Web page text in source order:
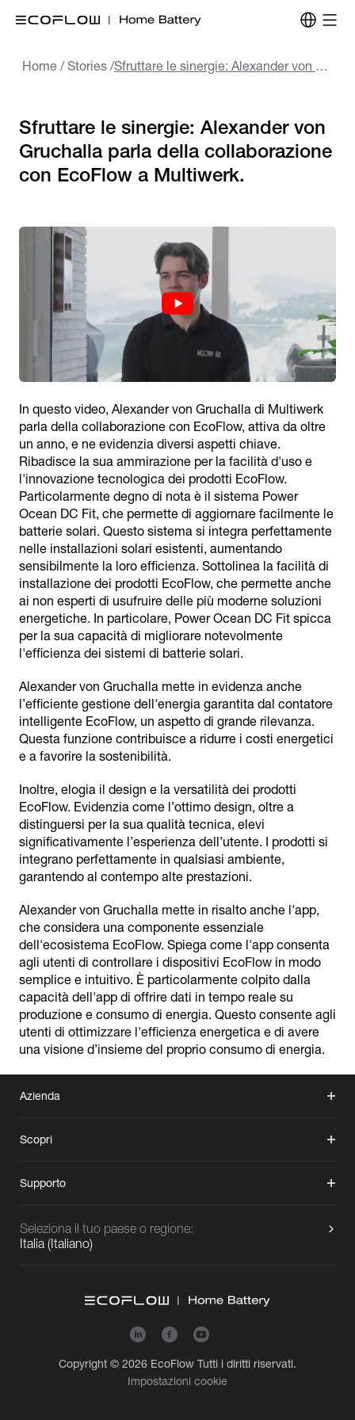
Home / Stories / Sfruttare le sinergie: Alexander von Gruchalla parla della collaborazione con EcoFlow a Multiwerk.
Sfruttare le sinergie: Alexander von
Gruchalla parla della collaborazione
con EcoFlow a Multiwerk.
In questo video, Alexander von Gruchalla di Multiwerk
parla della collaborazione con EcoFlow, attiva da oltre
un anno, e ne evidenzia diversi aspetti chiave.
Ribadisce la sua ammirazione per la facilità d'uso e
l'innovazione tecnologica dei prodotti EcoFlow.
Particolarmente degno di nota è il sistema Power
Ocean DC Fit, che permette di aggiornare facilmente le
batterie solari. Questo sistema si integra perfettamente
nelle installazioni solari esistenti, aumentando
sensibilmente la loro efficienza. Sottolinea la facilità di
installazione dei prodotti EcoFlow, che permette anche
ai non esperti di usufruire delle più moderne soluzioni
energetiche. In particolare, Power Ocean DC Fit spicca
per la sua capacità di migliorare notevolmente
l'efficienza dei sistemi di batterie solari.
Alexander von Gruchalla mette in evidenza anche
l’efficiente gestione dell'energia garantita dal contatore
intelligente EcoFlow, un aspetto di grande rilevanza.
Questa funzione contribuisce a ridurre i costi energetici
e a favorire la sostenibilità.
Inoltre, elogia il design e la versatilità dei prodotti
EcoFlow. Evidenzia come l’ottimo design, oltre a
distinguersi per la sua qualità tecnica, elevi
significativamente l’esperienza dell’utente. I prodotti si
integrano perfettamente in qualsiasi ambiente,
garantendo al contempo alte prestazioni.
Alexander von Gruchalla mette in risalto anche l'app,
che considera una componente essenziale
dell'ecosistema EcoFlow. Spiega come l'app consenta
agli utenti di controllare i dispositivi EcoFlow in modo
semplice e intuitivo. È particolarmente colpito dalla
capacità dell'app di offrire dati in tempo reale su
produzione e consumo di energia. Questo consente agli
utenti di ottimizzare l'efficienza energetica e di avere
una visione d’insieme del proprio consumo di energia.
Azienda
Scopri
Supporto
Seleziona il tuo paese o regione:
Italia(Italiano)
Copyright © 2026 EcoFlow Tutti i diritti riservati.
Impostazioni cookie